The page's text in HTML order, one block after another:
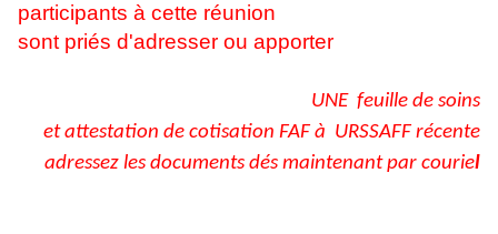
participants à cette réunion
sont priés d'adresser ou apporter
UNE feuille de soins
et attestation de cotisation FAF à URSSAFF récente
adressez les documents dés maintenant par couriel